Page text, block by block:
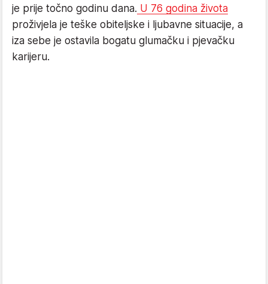
je prije točno godinu dana. U 76 godina života
proživjela je teške obiteljske i ljubavne situacije, a
iza sebe je ostavila bogatu glumačku i pjevačku
karijeru.